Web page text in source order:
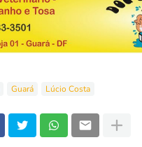
Guará Lúcio Costa